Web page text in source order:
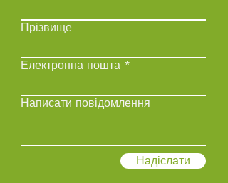
Прізвище
Електронна пошта
Написати повідомлення
Надіслати